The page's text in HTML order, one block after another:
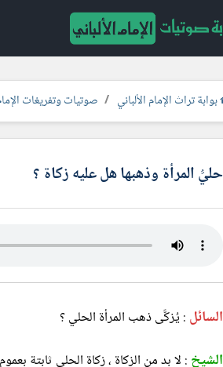
بوابة تراث الإمام الألباني صوتيات وتفريغات
حليُّ المرأة وذهبها هل عليه زكاة ؟
السائل : يُزكَّى ذهب المرأة الحلي ؟
الشيخ : لا بد من الزكاة ، زكاة الحلي ثابتة